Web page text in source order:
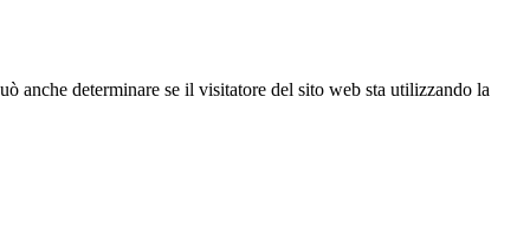
anche determinare se il visitatore del sito web sta utilizzando la